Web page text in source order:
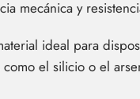
mecánica y
ideal para
el silicio o el